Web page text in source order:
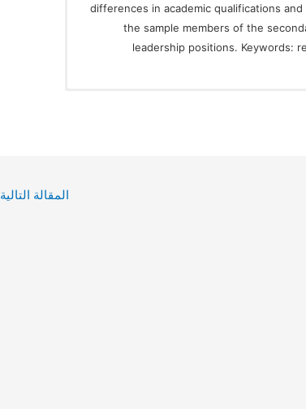
differences in academic qualifications
the sample members of the
leadership positions. Keywords:
المقالة التالية